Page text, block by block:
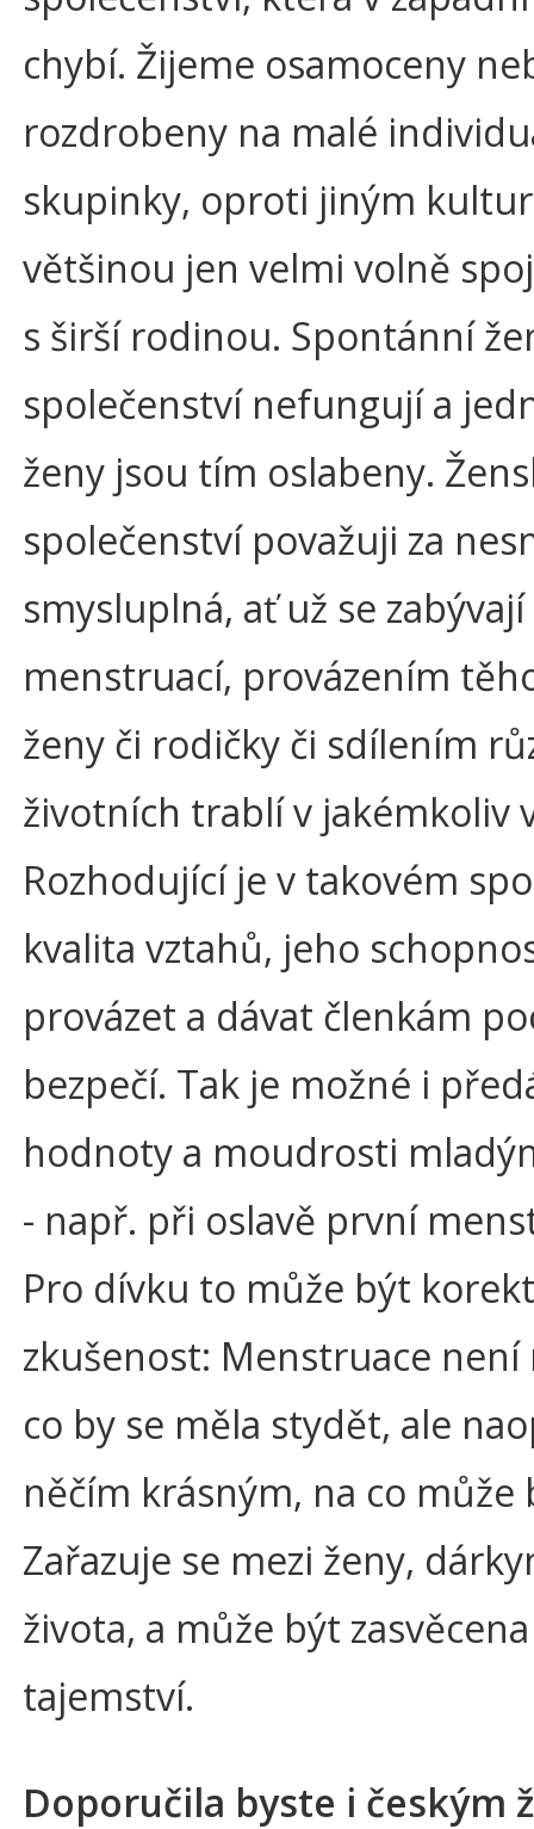
chybí. Žijeme osamoceny
rozdrobeny na malé
skupinky, oproti jiným
většinou jen velmi volně
s širší rodinou. Spontánní
společenství nefungují a
ženy jsou tím oslabeny.
společenství považuji za
smysluplná, ať už se zabývají
menstruací, provázením
ženy či rodičky či sdílením
životních trablí v jakémkoliv
Rozhodující je v takovém
kvalita vztahů, jeho
provázet a dávat členkám
bezpečí. Tak je možné i
hodnoty a moudrosti
- např. při oslavě první
Pro dívku to může být
zkušenost: Menstruace není
co by se měla stydět, ale
něčím krásným, na co může
Zařazuje se mezi ženy,
života, a může být
tajemství.
Doporučila byste i českým